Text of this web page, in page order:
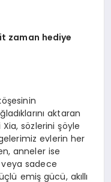
zaman hediye
aktaran
sözlerini şöyle
evlerin her
anneler ise
sadece
emiş gücü, akıllı